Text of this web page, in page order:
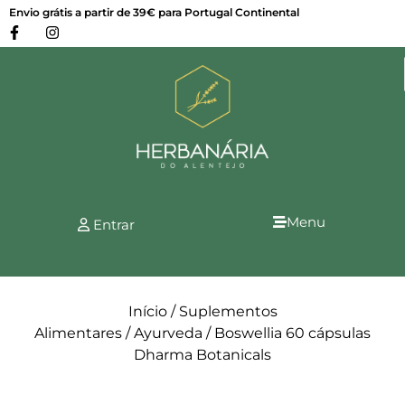
Envio grátis a partir de 39€ para Portugal Continental
Entrar Menu
Início/ Suplementos
Alimentares /Ayurveda / Boswellia 60 cápsulas
Dharma Botanicals